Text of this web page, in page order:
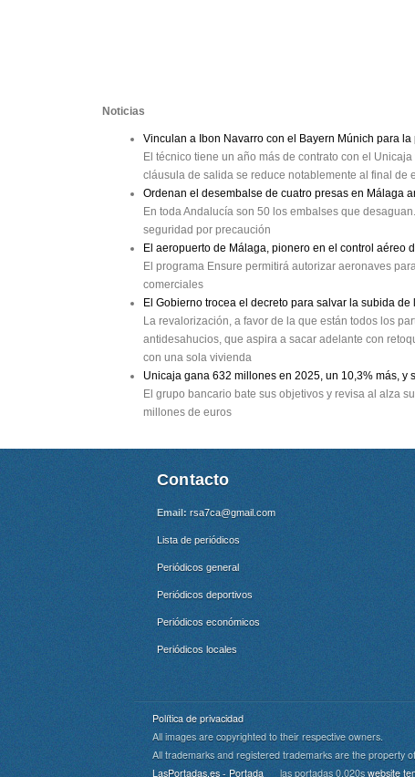
Noticias
Vinculan a Ibon Navarro con el Bayern Múnich para la
El técnico tiene un año más de contrato con el
cláusula de salida se reduce notablemente al final de
Ordenan el desembalse de cuatro presas en Málaga
En toda Andalucía son 50 los embalses que
seguridad por precaución
El aeropuerto de Málaga, pionero en el control aéreo
El programa Ensure permitirá autorizar aeronaves
comerciales
El Gobierno trocea el decreto para salvar la subida
La revalorización, a favor de la que están todos los
antidesahucios, que aspira a sacar adelante con
con una sola vivienda
Unicaja gana 632 millones en 2025, un 10,3% más, y
El grupo bancario bate sus objetivos y revisa al alza
millones de euros
Contacto
Email: rsa7ca@gmail.com
Lista de periódicos
Periódicos general
Periódicos deportivos
Periódicos económicos
Periódicos locales
Política de privacidad
All images are copyrighted to their respective owners.
All trademarks and registered trademarks are the property
LasPortadas.es - Portada las portadas 0.020s website